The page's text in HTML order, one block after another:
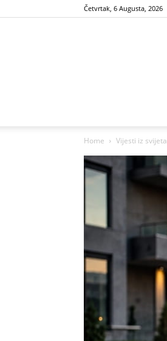
Četvrtak, 6 Augusta, 2026
Home Vijesti iz svijeta